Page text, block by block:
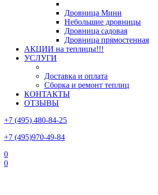
Дровница Мини
Небольшие дровницы
Дровница садовая
Дровница прямостенная
АКЦИИ на теплицы!!!
УСЛУГИ
Доставка и оплата
Сборка и ремонт теплиц
КОНТАКТЫ
ОТЗЫВЫ
+7 (495) 480-84-25
+7 (495)970-49-84
0
0